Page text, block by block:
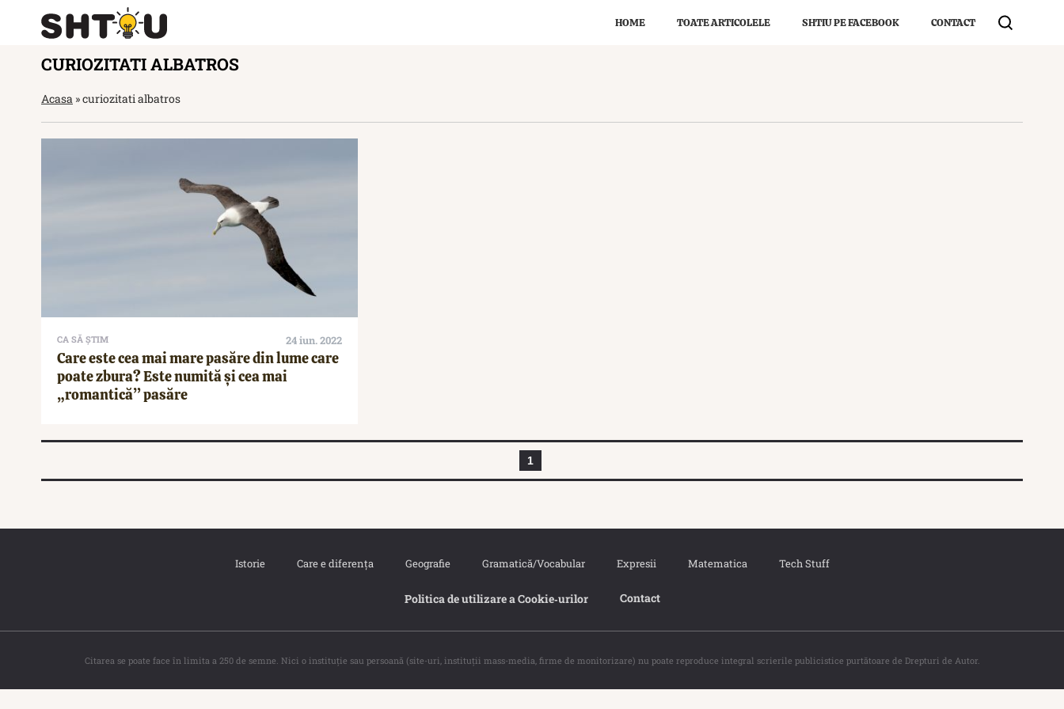
HOME TOATE ARTICOLELE SHTIU PE FACEBOOK CONTACT
CURIOZITATI ALBATROS
Acasa »curiozitati albatros
CA SĂ ȘTIM 24 iun. 2022
Care este cea mai mare pasăre din lume care
poate zbura? Este numită și cea mai
„romantică” pasăre
1
Istorie Care e diferența Geografie Gramatică/Vocabular Expresii Matematica Tech Stuff
Politica de utilizare a Cookie‐urilor Contact
Citarea se poate face în limita a 250 de semne. Nici o instituţie sau persoană (site-uri, instituţii mass-media, firme de monitorizare) nu poate reproduce integral scrierile publicistice purtătoare de Drepturi de Autor.